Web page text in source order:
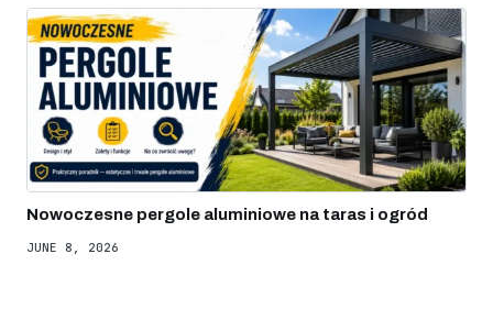
Nowoczesne pergole aluminiowe na taras i ogród
JUNE 8, 2026